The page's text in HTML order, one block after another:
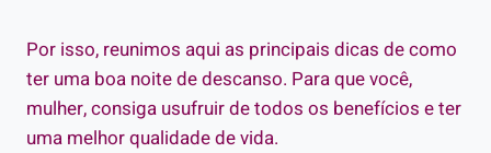
Por isso, reunimos aqui as principais dicas de como
ter uma boa noite de descanso. Para que você,
mulher, consiga usufruir de todos os benefícios e ter
uma melhor qualidade de vida.